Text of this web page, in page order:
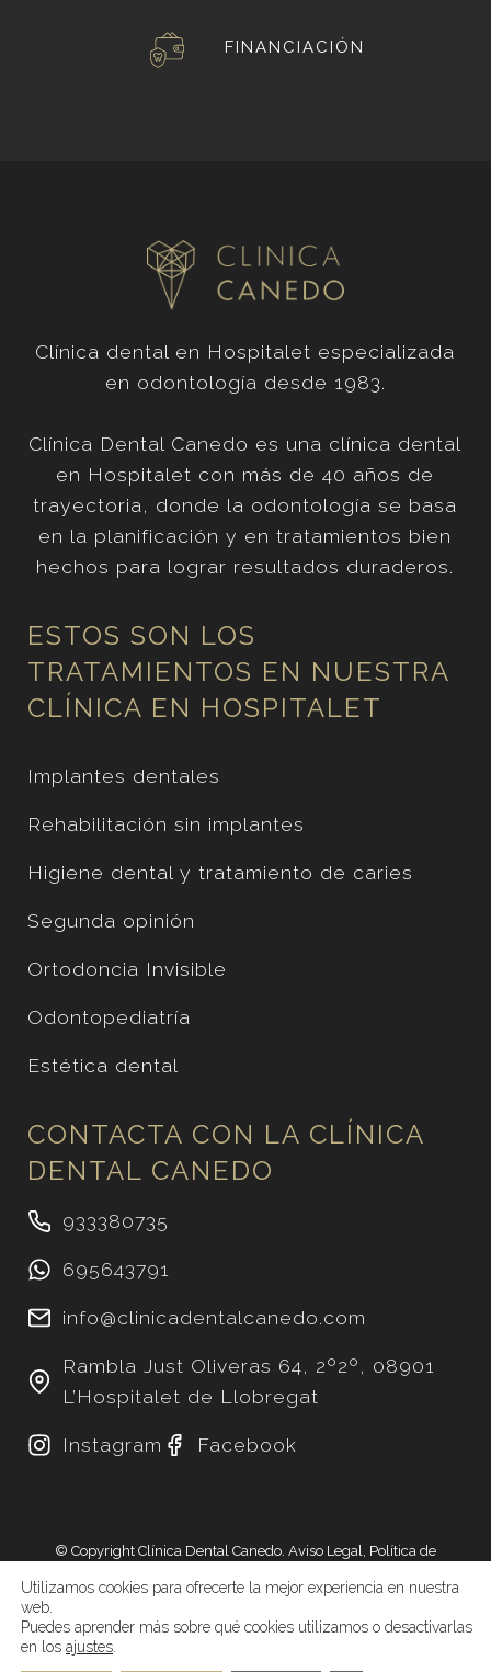
FINANCIACIÓN
Clínica dental en Hospitalet especializada
en odontología desde 1983.
Clínica Dental Canedo es una clínica dental
en Hospitalet con más de 40 años de
trayectoria, donde la odontología se basa
en la planificación y en tratamientos bien
hechos para lograr resultados duraderos.
ESTOS SON LOS
TRATAMIENTOS EN NUESTRA
CLÍNICA EN HOSPITALET
Implantes dentales
Rehabilitación sin implantes
Higiene dental y tratamiento de caries
Segunda opinión
Ortodoncia Invisible
Odontopediatría
Estética dental
CONTACTA CON LA CLÍNICA
DENTAL CANEDO
933380735
695643791
info@clinicadentalcanedo.com
Rambla Just Oliveras 64, 2º2º, 08901
L’Hospitalet de Llobregat
Instagram Facebook
© Copyright Clínica Dental Canedo. Aviso Legal, Política de
Mapa del Sitio
. Desarrollo Web por Freelance Marketing Digital.
Utilizamos cookies para ofrecerte la mejor experiencia en nuestra
web.
Puedes aprender más sobre qué cookies utilizamos o desactivarlas
en los ajustes